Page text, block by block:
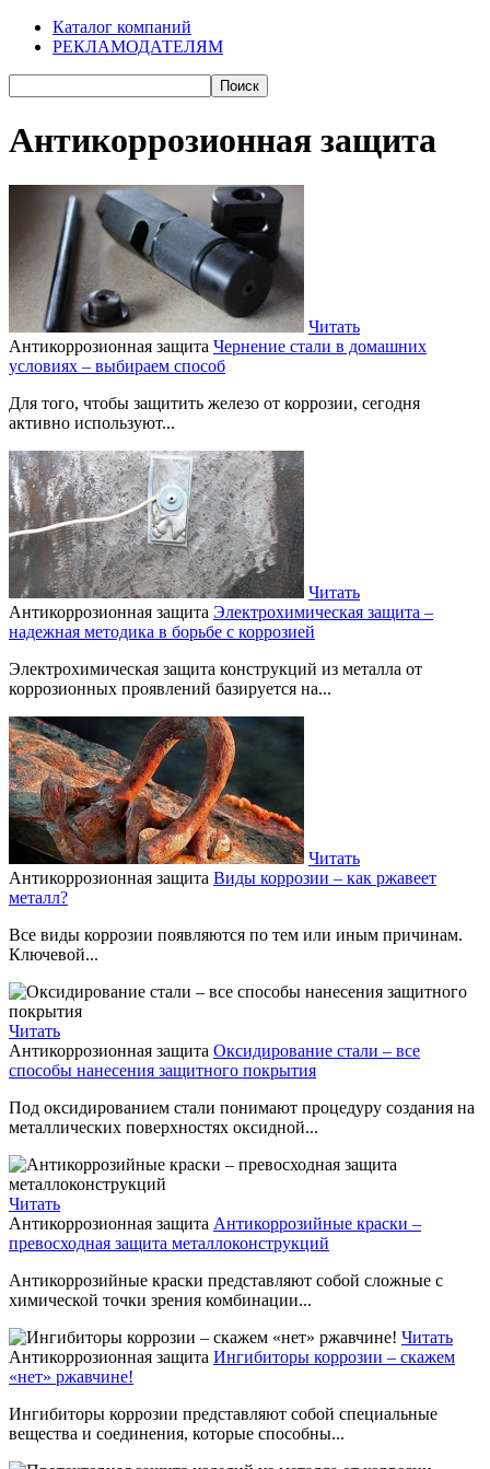
Каталог компаний
РЕКЛАМОДАТЕЛЯМ
Антикоррозионная защита
Читать
Антикоррозионная защита Чернение стали в домашних
условиях – выбираем способ
Для того, чтобы защитить железо от коррозии, сегодня
активно используют...
Читать
Антикоррозионная защита Электрохимическая защита –
надежная методика в борьбе с коррозией
Электрохимическая защита конструкций из металла от
коррозионных проявлений базируется на...
Читать
Антикоррозионная защита Виды коррозии – как ржавеет
металл?
Все виды коррозии появляются по тем или иным причинам.
Ключевой...
Читать
Антикоррозионная защита Оксидирование стали – все
способы нанесения защитного покрытия
Под оксидированием стали понимают процедуру создания на
металлических поверхностях оксидной...
Читать
Антикоррозионная защита Антикоррозийные краски –
превосходная защита металлоконструкций
Антикоррозийные краски представляют собой сложные с
химической точки зрения комбинации...
Читать
Антикоррозионная защита Ингибиторы коррозии – скажем
«нет» ржавчине!
Ингибиторы коррозии представляют собой специальные
вещества и соединения, которые способны...